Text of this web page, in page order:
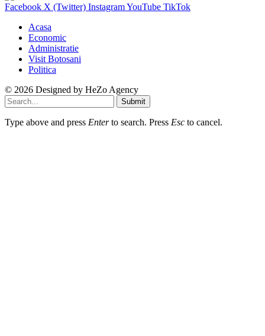
Facebook X (Twitter) InstagramYouTube TikTok
Acasa
Economic
Administratie
Visit Botosani
Politica
© 2026 Designed by HeZo Agency
Submit
Type above and press Enterto search. Press Esc to cancel.